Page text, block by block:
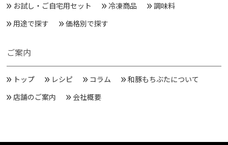
お試し・ご自宅用セット
冷凍商品
調味料
用途で探す
価格別で探す
ご案内
トップ レシピ コラム
和豚もちぶたについて
店舗のご案内
会社概要